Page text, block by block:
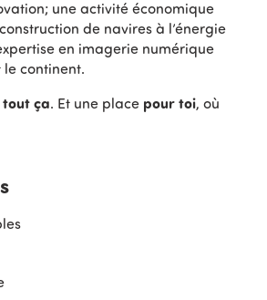
une activité économique
de navires à l’énergie
en imagerie numérique
le continent.
tout ça. Et une place pour toi, où